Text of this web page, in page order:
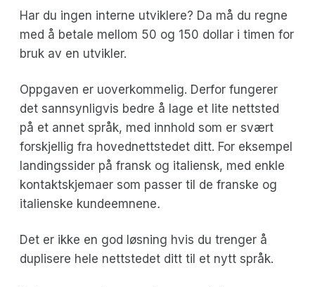
Har du ingen interne utviklere? Da må du regne
med å betale mellom 50 og 150 dollar i timen for
bruk av en utvikler.
Oppgaven er uoverkommelig. Derfor fungerer
det sannsynligvis bedre å lage et lite nettsted
på et annet språk, med innhold som er svært
forskjellig fra hovednettstedet ditt. For eksempel
landingssider på fransk og italiensk, med enkle
kontaktskjemaer som passer til de franske og
italienske kundeemnene.
Det er ikke en god løsning hvis du trenger å
duplisere hele nettstedet ditt til et nytt språk.